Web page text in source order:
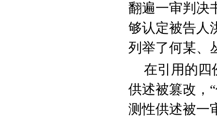
翻遍一审判决
够认定被告人
列举了何某、
在引用的四
供述被篡改，
测性供述被一